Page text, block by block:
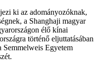
ki az adományozóknak,
a Shanghaji magyar
élő kínai
történő eljuttatásában
Semmelweis Egyetem